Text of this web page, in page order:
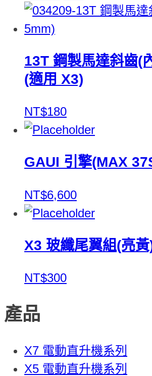
13T 鋼製馬達斜齒(
(適用 X3)
NT$180
GAUI 引擎(MAX
NT$6,600
X3 玻纖尾翼組(亮黃
NT$300
產品
X7 電動直升機系列
X5 電動直升機系列